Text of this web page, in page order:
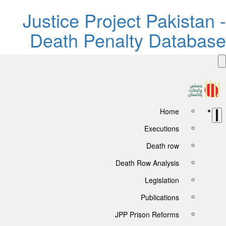
Justice Project
Death Penalty
Home
Executions
Death row
Death Row Analysis
Legislation
Publications
JPP Prison Reforms